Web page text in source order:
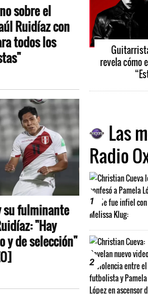
sobre el
Ruidíaz con
todos los
su fulminante
"Hay
y de selección"
revela cómo
Las
Radio
1
2